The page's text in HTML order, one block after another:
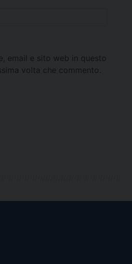
email e sito web in questo
volta che commento.